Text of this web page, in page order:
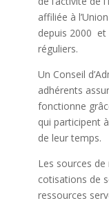
affiliée à
depuis 2000
réguliers.
Un Conseil
adhérents
fonctionne
qui participent
de leur temps.
Les sources de
cotisations de
ressources